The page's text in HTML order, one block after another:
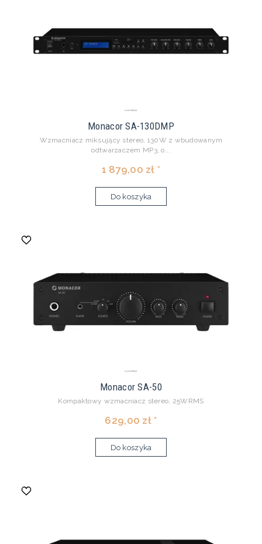
Monacor SA-130DMP
Wzmacniacz miksujący stereo, 130W z wbudowanym
odtwarzaczem MP3, o...
1 879,00 zł *
Do koszyka
Monacor SA-50
Kompaktowy wzmacniacz stereo, 25WRMS
629,00 zł *
Do koszyka